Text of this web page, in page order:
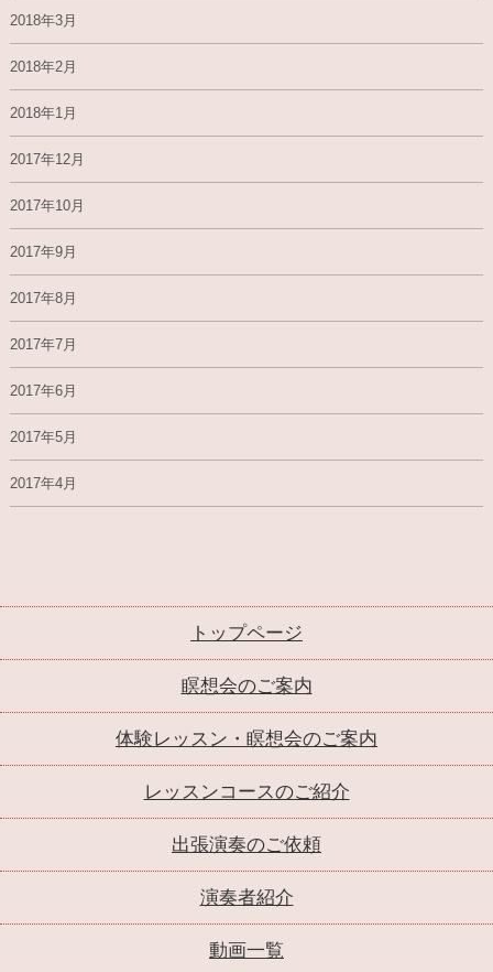
2018年3月
2018年2月
2018年1月
2017年12月
2017年10月
2017年9月
2017年8月
2017年7月
2017年6月
2017年5月
2017年4月
トップページ
瞑想会のご案内
体験レッスン・瞑想会のご案内
レッスンコースのご紹介
出張演奏のご依頼
演奏者紹介
動画一覧